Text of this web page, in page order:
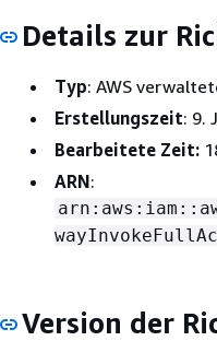
Details zur
Typ: AWS
Erstellungszeit: 9.
Bearbeitete Zeit:
ARN:
Version der